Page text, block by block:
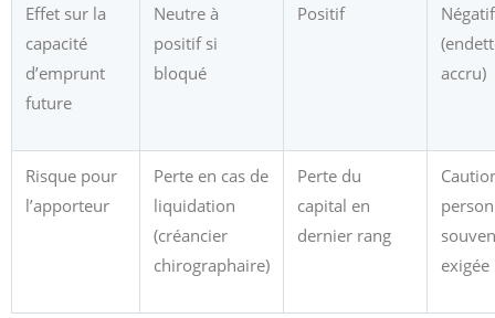
Effet sur la
capacité
d’emprunt
future
Neutre à
positif si
bloqué
Positif
Négatif
accru)
Risque pour
l’apporteur
Perte en cas de
liquidation
(créancier
chirographaire)
Perte du
capital en
dernier rang
exigée